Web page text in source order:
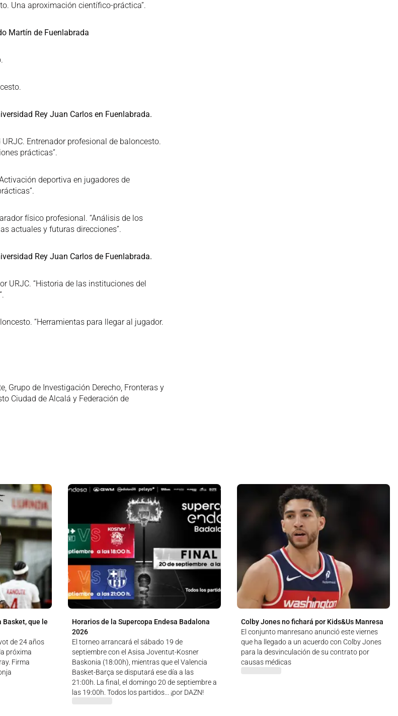
Una aproximación científico-práctica”.
Martín de Fuenlabrada
Rey Juan Carlos en Fuenlabrada.
Entrenador profesional de baloncesto.
prácticas”.
deportiva en jugadores de
físico profesional. “Análisis de los
actuales y futuras direcciones”.
Rey Juan Carlos de Fuenlabrada.
URJC. “Historia de las instituciones del
“Herramientas para llegar al jugador.
Grupo de Investigación Derecho, Fronteras y
Ciudad de Alcalá y Federación de
Basket, que le
de 24 años
próxima
Firma
Horarios de la Supercopa Endesa Badalona
2026
El torneo arrancará el sábado 19 de
septiembre con el Asisa Joventut-Kosner
Baskonia (18:00h), mientras que el Valencia
Basket-Barça se disputará ese día a las
21:00h. La final, el domingo 20 de septiembre a
las 19:00h. Todos los partidos... ¡por DAZN!
Colby Jones no fichará por Kids&Us Manresa
El conjunto manresano anunció este viernes
que ha llegado a un acuerdo con Colby Jones
para la desvinculación de su contrato por
causas médicas